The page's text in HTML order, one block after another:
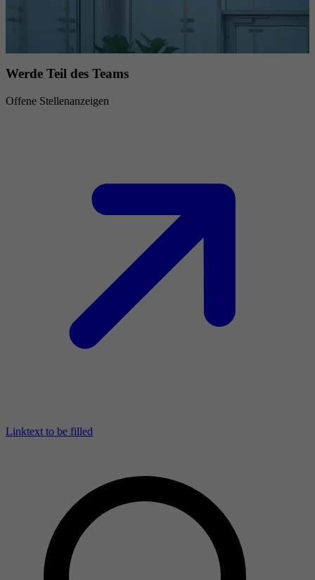
Werde Teil des Teams
Offene Stellenanzeigen
Linktext to be filled